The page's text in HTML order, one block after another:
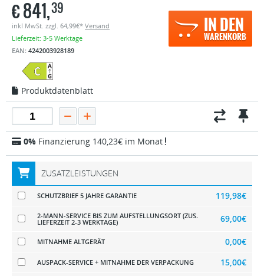
IN DEN
WARENKORB
€841,39
inkl MwSt. zzgl. 64,99€* Versand
Lieferzeit: 3-5 Werktage
EAN: 4242003928189
Produktdatenblatt
0% Finanzierung 140,23€ im Monat
ZUSATZLEISTUNGEN
SCHUTZBRIEF 5 JAHRE GARANTIE 119,98€
2-MANN-SERVICE BIS ZUM AUFSTELLUNGSORT (ZUS.
LIEFERZEIT 2-3 WERKTAGE) 69,00€
MITNAHME ALTGERÄT 0,00€
AUSPACK-SERVICE + MITNAHME DER VERPACKUNG 15,00€